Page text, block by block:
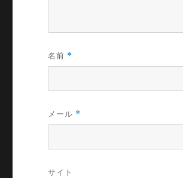
名前 *
メール *
サイト